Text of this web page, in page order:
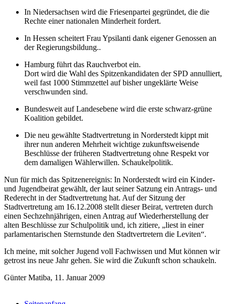
In Niedersachsen wird die Friesenpartei gegründet, die die
Rechte einer nationalen Minderheit fordert.
In Hessen scheitert Frau Ypsilanti dank eigener Genossen an
der Regierungsbildung..
Hamburg führt das Rauchverbot ein.
Dort wird die Wahl des Spitzenkandidaten der SPD annulliert,
weil fast 1000 Stimmzettel auf bisher ungeklärte Weise
verschwunden sind.
Bundesweit auf Landesebene wird die erste schwarz-grüne
Koalition gebildet.
Die neu gewählte Stadtvertretung in Norderstedt kippt mit
ihrer nun anderen Mehrheit wichtige zukunftsweisende
Beschlüsse der früheren Stadtvertretung ohne Respekt vor
dem damaligen Wählerwillen. Schaukelpolitik.
Nun für mich das Spitzenereignis: In Norderstedt wird ein Kinder-
und Jugendbeirat gewählt, der laut seiner Satzung ein Antrags- und
Rederecht in der Stadtvertretung hat. Auf der Sitzung der
Stadtvertretung am 16.12.2008 stellt dieser Beirat, vertreten durch
einen Sechzehnjährigen, einen Antrag auf Wiederherstellung der
alten Beschlüsse zur Schulpolitik und, ich zitiere,
liest in einer
parlamentarischen Sternstunde den Stadtvertretern die Leviten .
Ich meine, mit solcher Jugend voll Fachwissen und Mut können wir
getrost ins neue Jahr gehen. Sie wird die Zukunft schon schaukeln.
Günter Matiba, 11. Januar 2009